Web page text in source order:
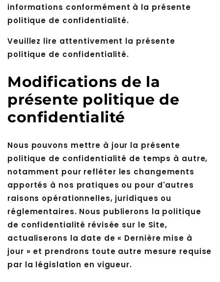
informations conformément à la présente
politique de confidentialité.
Veuillez lire attentivement la présente
politique de confidentialité.
Modifications de la
présente politique de
confidentialité
Nous pouvons mettre à jour la présente
politique de confidentialité de temps à autre,
notamment pour refléter les changements
apportés à nos pratiques ou pour d'autres
raisons opérationnelles, juridiques ou
réglementaires. Nous publierons la politique
de confidentialité révisée sur le Site,
actualiserons la date de « Dernière mise à
jour » et prendrons toute autre mesure requise
par la législation en vigueur.